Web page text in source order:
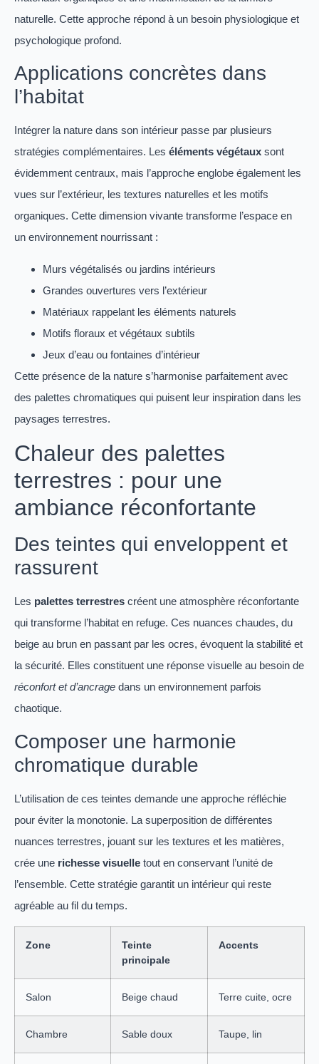
naturelle. Cette approche répond à un besoin physiologique et
psychologique profond.
Applications concrètes dans
l’habitat
Intégrer la nature dans son intérieur passe par plusieurs
stratégies complémentaires. Les éléments végétaux sont
évidemment centraux, mais l’approche englobe également les
vues sur l’extérieur, les textures naturelles et les motifs
organiques. Cette dimension vivante transforme l’espace en
un environnement nourrissant :
Murs végétalisés ou jardins intérieurs
Grandes ouvertures vers l’extérieur
Matériaux rappelant les éléments naturels
Motifs floraux et végétaux subtils
Jeux d’eau ou fontaines d’intérieur
Cette présence de la nature s’harmonise parfaitement avec
des palettes chromatiques qui puisent leur inspiration dans les
paysages terrestres.
Chaleur des palettes
terrestres : pour une
ambiance réconfortante
Des teintes qui enveloppent et
rassurent
Les palettes terrestres créent une atmosphère réconfortante
qui transforme l’habitat en refuge. Ces nuances chaudes, du
beige au brun en passant par les ocres, évoquent la stabilité et
la sécurité. Elles constituent une réponse visuelle au besoin de
réconfort et d’ancrage dans un environnement parfois
chaotique.
Composer une harmonie
chromatique durable
L’utilisation de ces teintes demande une approche réfléchie
pour éviter la monotonie. La superposition de différentes
nuances terrestres, jouant sur les textures et les matières,
crée une richesse visuelle tout en conservant l’unité de
l’ensemble. Cette stratégie garantit un intérieur qui reste
agréable au fil du temps.
Zone
Teinte
principale
Accents
Salon Beige chaud Terre cuite, ocre
Chambre Sable doux Taupe, lin